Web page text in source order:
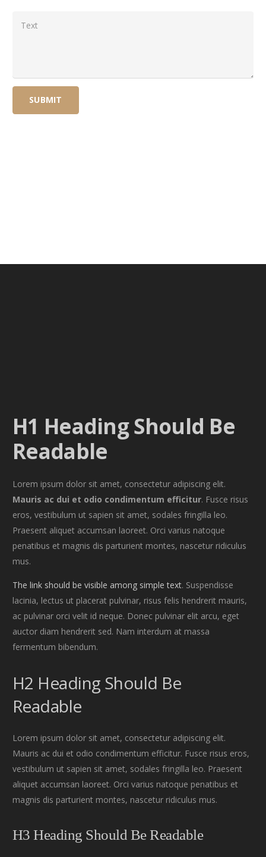
SUBMIT
H1 Heading Should Be
Readable
Lorem ipsum dolor sit amet, consectetur adipiscing elit.
Mauris ac dui et odio condimentum efficitur. Fusce risus
eros, vestibulum ut sapien sit amet, sodales fringilla leo.
Praesent aliquet accumsan laoreet. Orci varius natoque
penatibus et magnis dis parturient montes, nascetur ridiculus
mus.
The link should be visible among simple text. Suspendisse
lacinia, lectus ut placerat pulvinar, risus felis hendrerit mauris,
ac pulvinar orci velit id neque. Donec pulvinar elit arcu, eget
auctor diam hendrerit sed. Nam interdum at massa
fermentum bibendum.
H2 Heading Should Be
Readable
Lorem ipsum dolor sit amet, consectetur adipiscing elit.
Mauris ac dui et odio condimentum efficitur. Fusce risus eros,
vestibulum ut sapien sit amet, sodales fringilla leo. Praesent
aliquet accumsan laoreet. Orci varius natoque penatibus et
magnis dis parturient montes, nascetur ridiculus mus.
H3 Heading Should Be Readable